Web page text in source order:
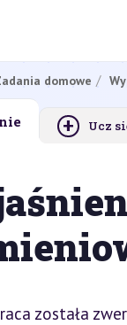
domowe
+ Ucz
została